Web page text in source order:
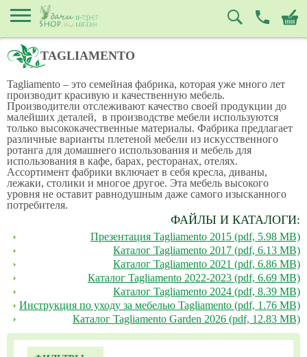
TAGLIAMENTO
Tagliamento – это семейная фабрика, которая уже много лет
производит красивую и качественную мебель.
Производители отслеживают качество своей продукции до
малейших деталей, в производстве мебели используются
только высококачественные материалы. Фабрика предлагает
различные варианты плетеной мебели из искусственного
ротанга для домашнего использования и мебель для
использования в кафе, барах, ресторанах, отелях.
Ассортимент фабрики включает в себя кресла, диваны,
лежаки, столики и многое другое. Эта мебель высокого
уровня не оставит равнодушным даже самого изысканного
потребителя.
ФАЙЛЫ И КАТАЛОГИ:
Презентация Tagliamento 2015 (pdf, 5.98 MB)
Каталог Tagliamento 2017 (pdf, 6.13 MB)
Каталог Tagliamento 2021 (pdf, 6.86 MB)
Каталог Tagliamento 2022-2023 (pdf, 6.69 MB)
Каталог Tagliamento 2024 (pdf, 8.39 MB)
Инструкция по уходу за мебелью Tagliamento (pdf, 1.76 MB)
Каталог Tagliamento Garden 2026 (pdf, 12.83 MB)